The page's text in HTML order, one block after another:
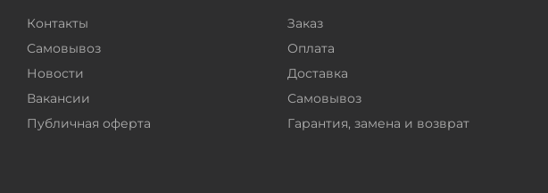
Контакты
Самовывоз
Новости
Вакансии
Публичная оферта
Заказ
Оплата
Доставка
Самовывоз
Гарантия, замена и возврат